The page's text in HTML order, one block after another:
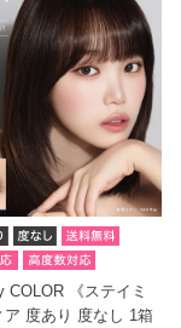
COLOR 《ステイミ
ア 度あり 度なし 1箱